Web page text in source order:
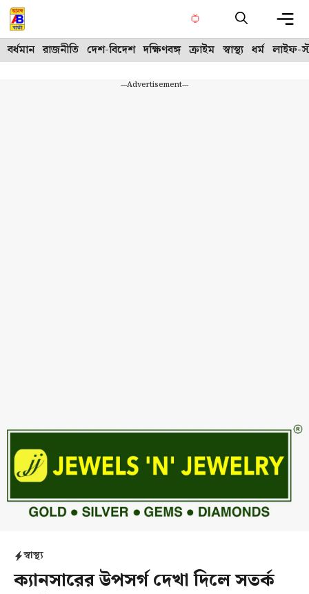
Skip
to
content
বর্ধমান রাজনীতি দেশ-বিদেশ দক্ষিণবঙ্গ ক্রাইম স্বাস্থ্য ধর্ম লাইফ-
---Advertisement---
স্বাস্থ্য
ক্যানসারের উপসর্গ দেখা দিলে সতর্ক